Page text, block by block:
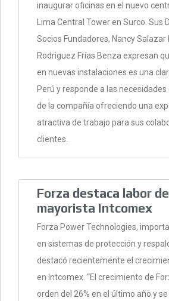
inaugurar oficinas en el nuevo
Lima Central Tower en Surco. Sus
Socios Fundadores, Nancy Salazar
Rodriguez Frías Benza expresan
en nuevas instalaciones es una
Perú y responde a las
de la compañía ofreciendo una
atractiva de trabajo para sus
clientes.
Forza destaca labor de
mayorista Intcomex
Forza Power Technologies,
en sistemas de protección y
destacó recientemente el
en Intcomex. “El crecimiento de
orden del 26% en el último año y